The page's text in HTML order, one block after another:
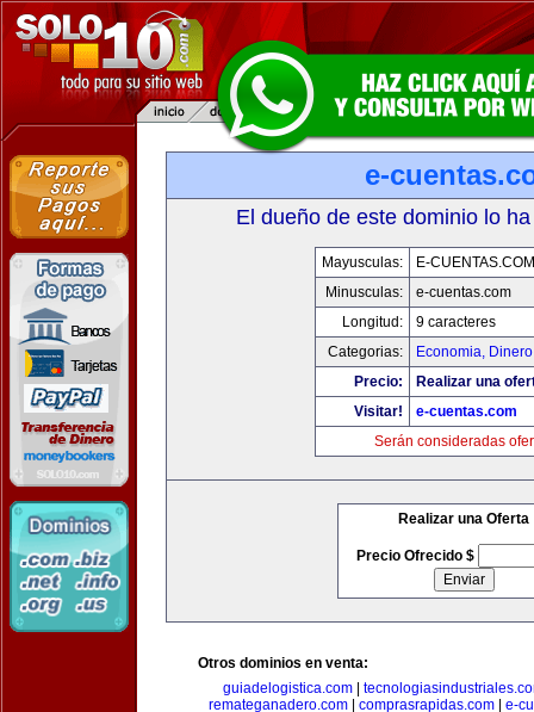
e-
El dueño de este dominio lo
Mayusculas:
E-CUENTAS.COM
Minusculas:
e-cuentas.com
Longitud:
9 caracteres
Categorias:
Economia,
Precio:
Realizar una
Visitar!
e-cuentas.com
Serán consideradas
Realizar una Oferta
Precio Ofrecido $
Otros dominios en venta:
guiadelogistica.com|
remateganadero.com
comprasrapidas.com
e-